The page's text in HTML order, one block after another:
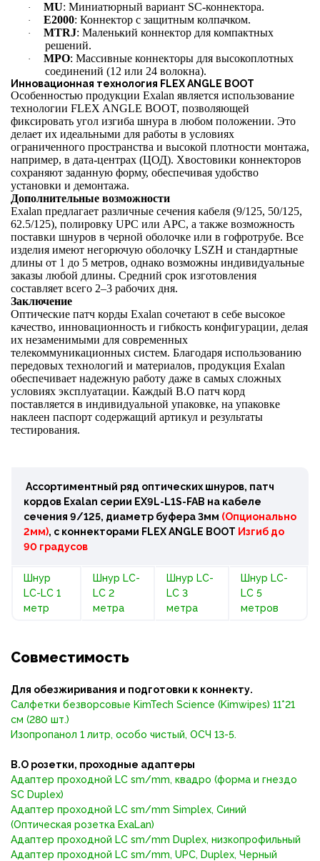
· MU: Миниатюрный вариант SC-коннектора.
· E2000: Коннектор с защитным колпачком.
· MTRJ: Маленький коннектор для компактных
решений.
· MPO: Массивные коннекторы для высокоплотных
соединений (12 или 24 волокна).
Инновационная технология FLEX ANGLE BOOT
Особенностью продукции Exalan является использование
технологии FLEX ANGLE BOOT, позволяющей
фиксировать угол изгиба шнура в любом положении. Это
делает их идеальными для работы в условиях
ограниченного пространства и высокой плотности монтажа,
например, в дата-центрах (ЦОД). Хвостовики коннекторов
сохраняют заданную форму, обеспечивая удобство
установки и демонтажа.
Дополнительные возможности
Exalan предлагает различные сечения кабеля (9/125, 50/125,
62.5/125), полировку UPC или APC, а также возможность
поставки шнуров в черной оболочке или в гофротрубе. Все
изделия имеют негорючую оболочку LSZH и стандартные
длины от 1 до 5 метров, однако возможны индивидуальные
заказы любой длины. Средний срок изготовления
составляет всего 2–3 рабочих дня.
Заключение
Оптические патч корды Exalan сочетают в себе высокое
качество, инновационность и гибкость конфигурации, делая
их незаменимыми для современных
телекоммуникационных систем. Благодаря использованию
передовых технологий и материалов, продукция Exalan
обеспечивает надежную работу даже в самых сложных
условиях эксплуатации. Каждый В.О патч корд
поставляется в индивидуальной упаковке, на упаковке
наклеен паспорт содержащий артикул и результаты
тестирования.
Ассортиментный ряд оптических шнуров, патч
кордов Exalan серии EX9L-L1S-FAB на кабеле
сечения 9/125, диаметр буфера 3мм (Опционально
2мм), с коннекторами FLEX ANGLE BOOT Изгиб до
90 градусов
Шнур
LC-LC 1
метр
Шнур LC-
LC 2
метра
Шнур LC-
LC 3
метра
Шнур LC-
LC 5
метров
Совместимость
Для обезжиривания и подготовки к коннекту.
Салфетки безворсовые KimTech Science (Kimwipes) 11*21
см (280 шт.)
Изопропанол 1 литр, особо чистый, ОСЧ 13-5.
В.О розетки, проходные адаптеры
Адаптер проходной LС sm/mm, квадро (форма и гнездо
SC Duplex)
Адаптер проходной LC sm/mm Simplex, Синий
(Оптическая розетка ExaLan)
Адаптер проходной LC sm/mm Duplex, низкопрофильный
Адаптер проходной LC sm/mm, UPC, Duplex, Черный